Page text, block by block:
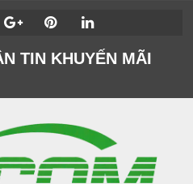
TIN KHUYẾN MÃI